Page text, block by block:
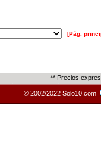
[Pág.
** Precios
© 2002/2022 Solo10.com